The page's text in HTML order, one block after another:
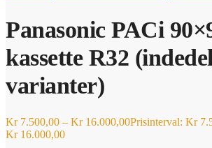
Panasonic PACi
kassette R32
varianter)
Kr7.500,00 – Kr16.000,00Prisinterval: Kr
Kr 16.000,00